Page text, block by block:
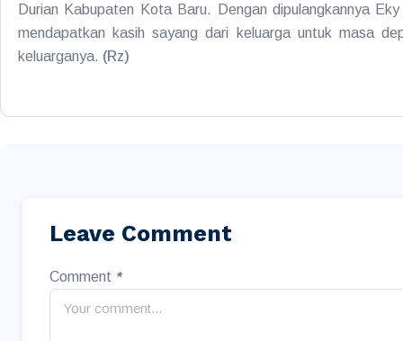
Durian Kabupaten Kota Baru. Dengan dipulangkannya
mendapatkan kasih sayang dari keluarga untuk masa
keluarganya. (Rz)
Leave Comment
Comment *